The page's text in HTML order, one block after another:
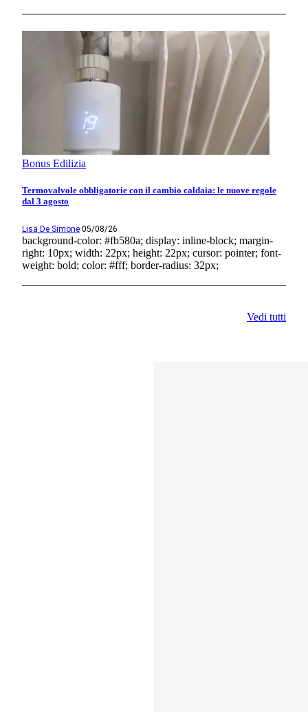
Bonus Edilizia
Termovalvole obbligatorie con il cambio caldaia: le nuove regole
dal 3 agosto
Lisa De Simone 05/08/26
background-color: #fb580a; display: inline-block; margin-
right: 10px; width: 22px; height: 22px; cursor: pointer; font-
weight: bold; color: #fff; border-radius: 32px;
Vedi tutti